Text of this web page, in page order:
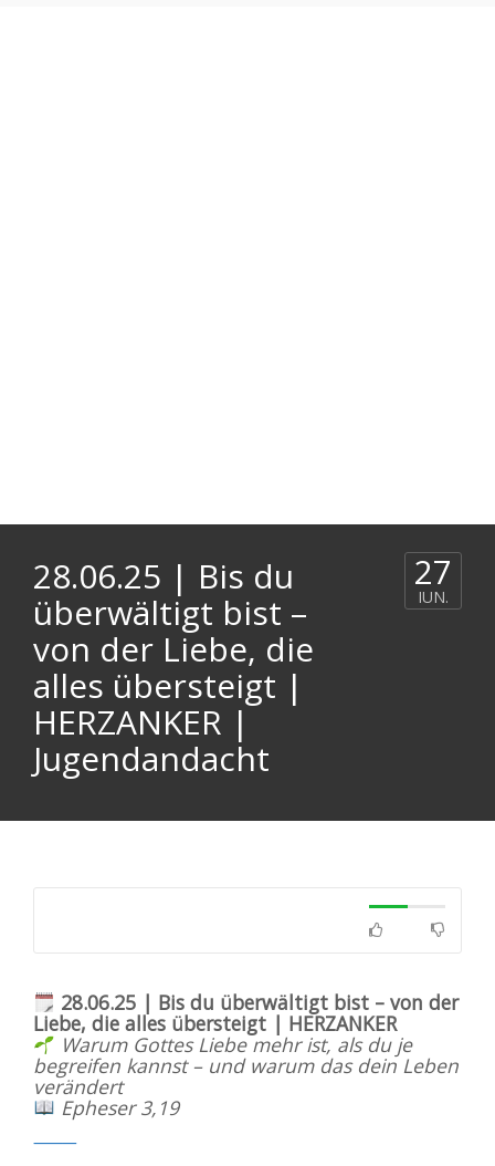
28.06.25 | Bis du
überwältigt bist –
von der Liebe, die
alles übersteigt |
HERZANKER |
Jugendandacht
27
IUN.
28.06.25 | Bis du überwältigt bist – von der
Liebe, die alles übersteigt | HERZANKER
Warum Gottes Liebe mehr ist, als du je
begreifen kannst – und warum das dein Leben
verändert
Epheser 3,19
⸻